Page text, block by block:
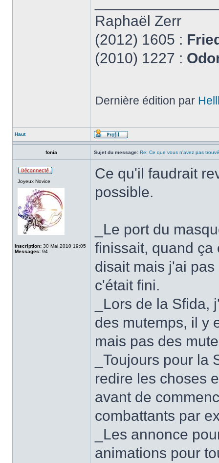
Raphaël Zerr
(2012) 1605 :
(2010) 1227 :
Dernière édition par
Haut
fonia Sujet du message: Re: Ce que vous n'avez pas
Joyeux Novice
Inscription: 30 Mai 2010 19:05
Messages: 94
Ce qu'il faudrait
possible.
_Le port du
finissait, quand ça
disait mais j'ai
c'était fini.
_Lors de la
des mutemps, il y
mais pas des
_Toujours pour
redire les choses
avant de
combattants par
_Les annonce
animations pour